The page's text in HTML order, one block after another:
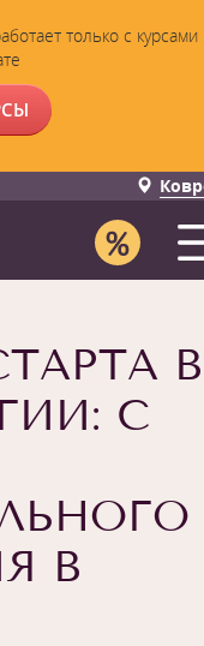
только с курсами
В
С
В